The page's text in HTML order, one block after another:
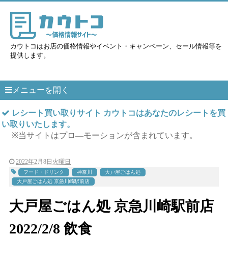
カウトコはお店の価格情報やイベント・キャンペーン、セール情報等を
提供します。
メニューを開く
レシート買い取りサイト カウトコはあなたのレシートを買
い取りいたします。
※当サイトはプロ―モーションが含まれています。
2022年2月8日火曜日
フード・ドリンク 神奈川
大戸屋ごはん処
大戸屋ごはん処 京急川崎駅前店
大戸屋ごはん処 京急川崎駅前店
2022/2/8 飲食